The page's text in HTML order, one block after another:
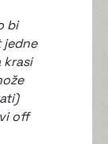
bi
krasi
off